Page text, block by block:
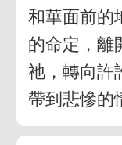
和華面前的
的命定，離
祂，轉向許
帶到悲慘的